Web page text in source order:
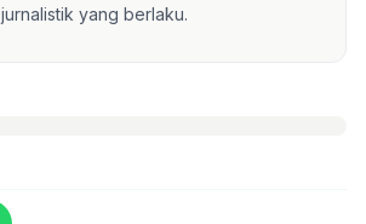
jurnalistik yang berlaku.